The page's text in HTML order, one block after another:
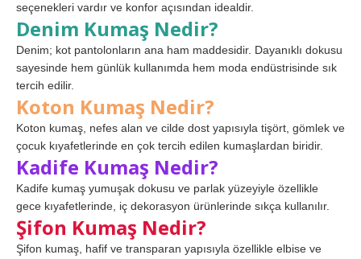
seçenekleri vardır ve konfor açısından idealdir.
Denim Kumaş Nedir?
Denim; kot pantolonların ana ham maddesidir. Dayanıklı dokusu
sayesinde hem günlük kullanımda hem moda endüstrisinde sık
tercih edilir.
Koton Kumaş Nedir?
Koton kumaş, nefes alan ve cilde dost yapısıyla tişört, gömlek ve
çocuk kıyafetlerinde en çok tercih edilen kumaşlardan biridir.
Kadife Kumaş Nedir?
Kadife kumaş yumuşak dokusu ve parlak yüzeyiyle özellikle
gece kıyafetlerinde, iç dekorasyon ürünlerinde sıkça kullanılır.
Şifon Kumaş Nedir?
Şifon kumaş, hafif ve transparan yapısıyla özellikle elbise ve